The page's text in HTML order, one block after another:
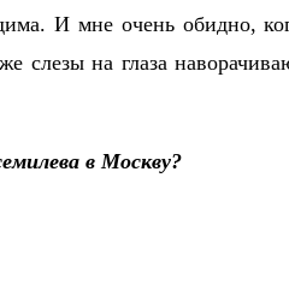
И мне очень обидно,
слезы на глаза
в Москву?